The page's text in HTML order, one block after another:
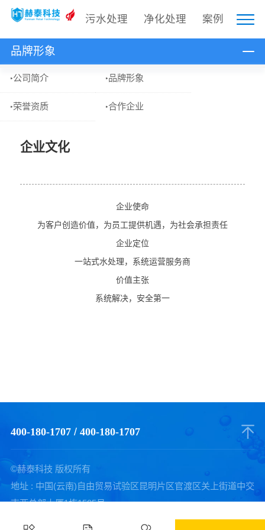
污水处理 净化处理 案例
品牌形象
公司简介 品牌形象
荣誉资质 合作企业
企业文化
企业使命
为客户创造价值，为员工提供机遇，为社会承担责任
企业定位
一站式水处理，系统运营服务商
价值主张
系统解决，安全第一
400-180-1707/ 400-180-1707
©赫泰科技 版权所有
地址 : 中国(云南)自由贸易试验区昆明片区官渡区关上街道中交
南亚总部大厦1栋1505号